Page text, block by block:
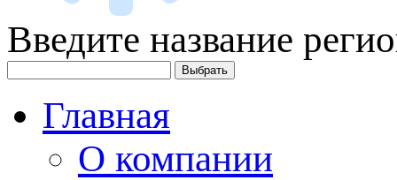
Введите название
Главная
О компании